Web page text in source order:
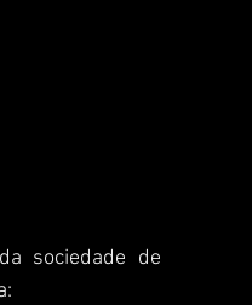
sociedade de